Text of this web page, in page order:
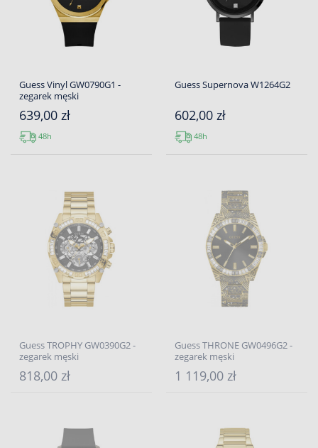
Guess Vinyl GW0790G1 -
zegarek męski
639,00 zł
48h
Guess Supernova W1264G2
602,00 zł
48h
Guess TROPHY GW0390G2 -
zegarek męski
818,00 zł
Guess THRONE GW0496G2 -
zegarek męski
1 119,00 zł